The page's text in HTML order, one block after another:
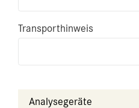
Transporthinweis
Analysegeräte